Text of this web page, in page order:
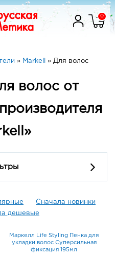
0
» Markell » Для волос
волос от
Сначала новинки
дешевые
Маркелл Life Styling Пенка для
укладки волос Суперсильная
фиксация 195мл